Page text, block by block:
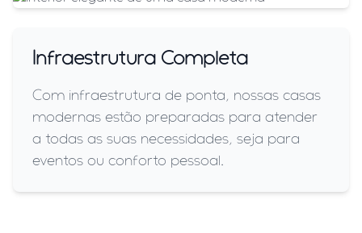
Infraestrutura Completa
Com infraestrutura de ponta, nossas casas
modernas estão preparadas para atender
a todas as suas necessidades, seja para
eventos ou conforto pessoal.